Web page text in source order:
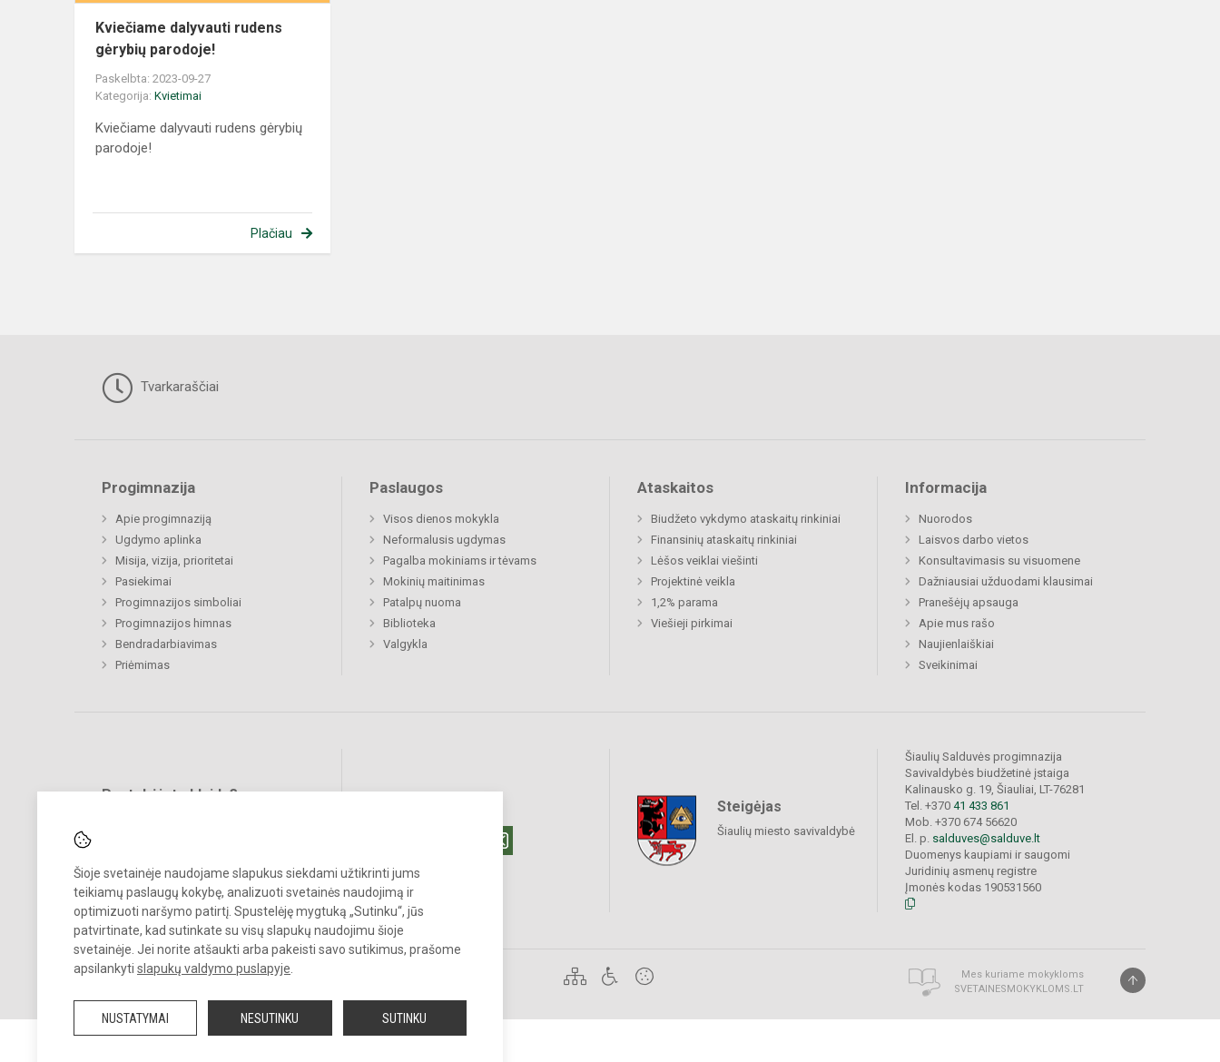
Šioje svetainėje naudojame slapukus siekdami užtikrinti jums
teikiamų paslaugų kokybę, analizuoti svetainės naudojimą ir
optimizuoti naršymo patirtį. Spustelėję mygtuką „Sutinku“, jūs
patvirtinate, kad sutinkate su visų slapukų naudojimu šioje
svetainėje. Jei norite atšaukti arba pakeisti savo sutikimus, prašome
apsilankyti slapukų valdymo puslapyje
NUSTATYMAI NESUTINKU SUTINKU
Kviečiame dalyvauti rudens
gėrybių parodoje!
Paskelbta: 2023-09-27
Kategorija: Kvietimai
Kviečiame dalyvauti rudens gėrybių
parodoje!
Plačiau
Tvarkaraščiai
Progimnazija
Apie progimnaziją
Ugdymo aplinka
Misija, vizija, prioritetai
Pasiekimai
Progimnazijos simboliai
Progimnazijos himnas
Bendradarbiavimas
Priėmimas
Paslaugos
Visos dienos mokykla
Neformalusis ugdymas
Pagalba mokiniams ir tėvams
Mokinių maitinimas
Patalpų nuoma
Biblioteka
Valgykla
Ataskaitos
Biudžeto vykdymo ataskaitų rinkiniai
Finansinių ataskaitų rinkiniai
Lėšos veiklai viešinti
Projektinė veikla
1,2% parama
Viešieji pirkimai
Informacija
Nuorodos
Laisvos darbo vietos
Konsultavimasis su visuomene
Dažniausiai užduodami klausimai
Pranešėjų apsauga
Apie mus rašo
Naujienlaiškiai
Sveikinimai
Pastebėjote klaidų?
Steigėjas
Šiaulių miesto savivaldybė
Šiaulių Salduvės progimnazija
Savivaldybės biudžetinė įstaiga
Kalinausko g. 19, Šiauliai, LT-76281
Tel. +370 41 433 861
Mob. +370 674 56620
El. p. salduves@salduve.lt
Duomenys kaupiami ir saugomi
Juridinių asmenų registre
Įmonės kodas 190531560
© 2026. Šiaulių Salduvės progimnazija. Visos teisės saugomos.
Mes kuriame mokykloms
SVETAINESMOKYKLOMS.LT